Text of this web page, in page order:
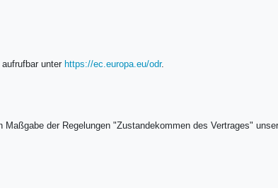
unter https://ec.europa.eu/odr.
der Regelungen "Zustandekommen des Vertrages"